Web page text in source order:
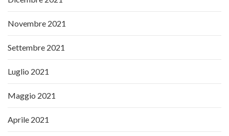
Novembre 2021
Settembre 2021
Luglio 2021
Maggio 2021
Aprile 2021